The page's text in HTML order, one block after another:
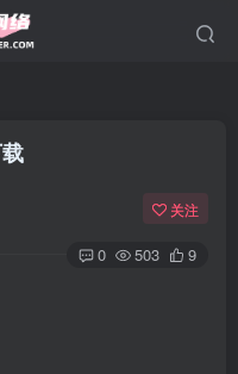
关注
0 503 9